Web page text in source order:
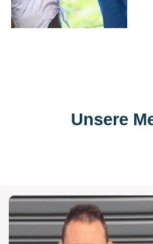
Unsere